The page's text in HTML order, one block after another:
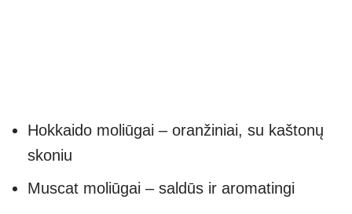
Hokkaido moliūgai – oranžiniai, su kaštonų
skoniu
Muscat moliūgai – saldūs ir aromatingi